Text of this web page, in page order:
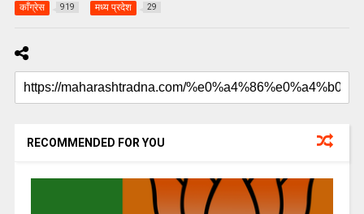
काँग्रेस 919 मध्य प्रदेश 29
RECOMMENDED FOR YOU